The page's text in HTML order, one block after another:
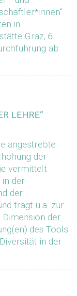
in
Graz, 6
ab
LEHRE“
angestrebte
der
vermittelt
der
der
trägt u.a. zur
Dimension der
des Tools
in der